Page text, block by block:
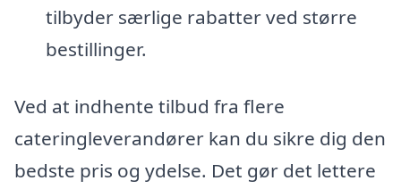
tilbyder særlige rabatter ved større
bestillinger.
Ved at indhente tilbud fra flere
cateringleverandører kan du sikre dig den
bedste pris og ydelse. Det gør det lettere